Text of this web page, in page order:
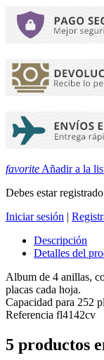
favorite Añadir a la
Debes estar registrado
Iniciar sesión |
Descripción
Detalles del
Album de 4 anillas,
placas cada hoja.
Capacidad para 252
Referencia fl4142cv
5 productos